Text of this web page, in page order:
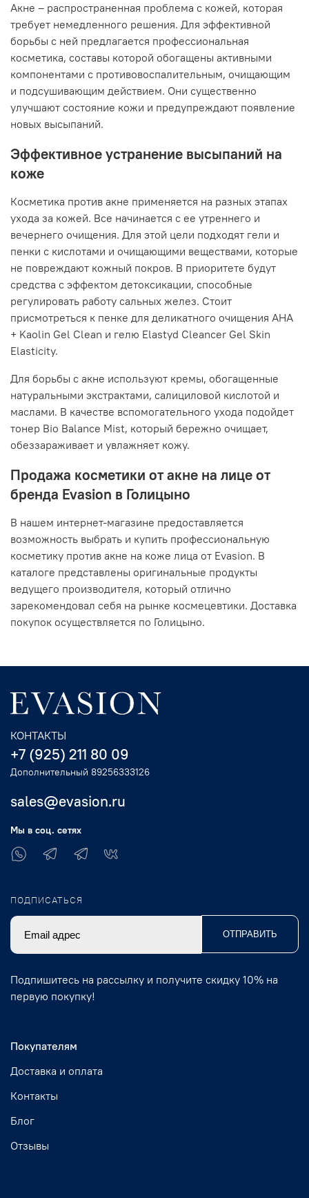
Акне – распространенная проблема с кожей, которая
требует немедленного решения. Для эффективной
борьбы с ней предлагается профессиональная
косметика, составы которой обогащены активными
компонентами с противовоспалительным, очищающим
и подсушивающим действием. Они существенно
улучшают состояние кожи и предупреждают появление
новых высыпаний.
Эффективное устранение высыпаний на
коже
Косметика против акне применяется на разных этапах
ухода за кожей. Все начинается с ее утреннего и
вечернего очищения. Для этой цели подходят гели и
пенки с кислотами и очищающими веществами, которые
не повреждают кожный покров. В приоритете будут
средства с эффектом детоксикации, способные
регулировать работу сальных желез. Стоит
присмотреться к пенке для деликатного очищения AHA
+ Kaolin Gel Clean и гелю Elastyd Cleancer Gel Skin
Elasticity.
Для борьбы с акне используют кремы, обогащенные
натуральными экстрактами, салициловой кислотой и
маслами. В качестве вспомогательного ухода подойдет
тонер Bio Balance Mist, который бережно очищает,
обеззараживает и увлажняет кожу.
Продажа косметики от акне на лице от
бренда Evasion в Голицыно
В нашем интернет-магазине предоставляется
возможность выбрать и купить профессиональную
косметику против акне на коже лица от Evasion. В
каталоге представлены оригинальные продукты
ведущего производителя, который отлично
зарекомендовал себя на рынке космецевтики. Доставка
покупок осуществляется по Голицыно.
Покупателям
Доставка и оплата
Контакты
Блог
Отзывы
КОНТАКТЫ
+7 (925) 211 80 09
Дополнительный 89256333126
sales@evasion.ru
Мы в соц. сетях
ПОДПИСАТЬСЯ
ОТПРАВИТЬ
Подпишитесь на рассылку и получите скидку 10% на
первую покупку!